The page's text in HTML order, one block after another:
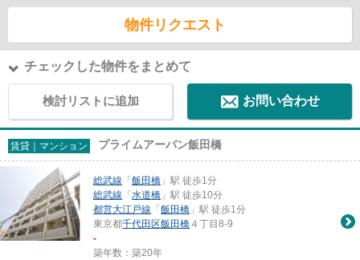
物件リクエスト
チェックした物件をまとめて
検討リストに追加 お問い合わせ
賃貸｜マンション プライムアーバン飯田橋
総武線 「 飯田橋 」駅 徒歩1分
総武線 「 水道橋 」駅 徒歩10分
都営大江戸線 「 飯田橋 」駅 徒歩1分
東京都千代田区飯田橋 ４丁目8-9
-
築年数：築20年